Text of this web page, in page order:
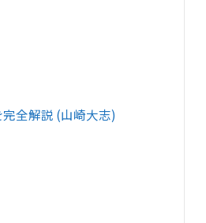
全解説 (山崎大志)